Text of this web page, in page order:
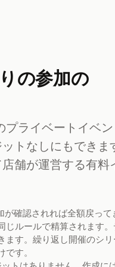
の参加の
ライベートイベン
トなしにもできま
舗が運営する有料
確認されれば全額戻って
じルールで精算されます。
ます。繰り返し開催のシ
す。